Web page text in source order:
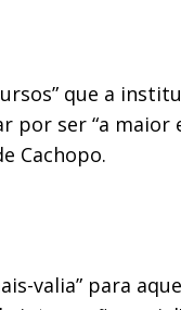
que a
por ser “a
Cachopo.
valia” para